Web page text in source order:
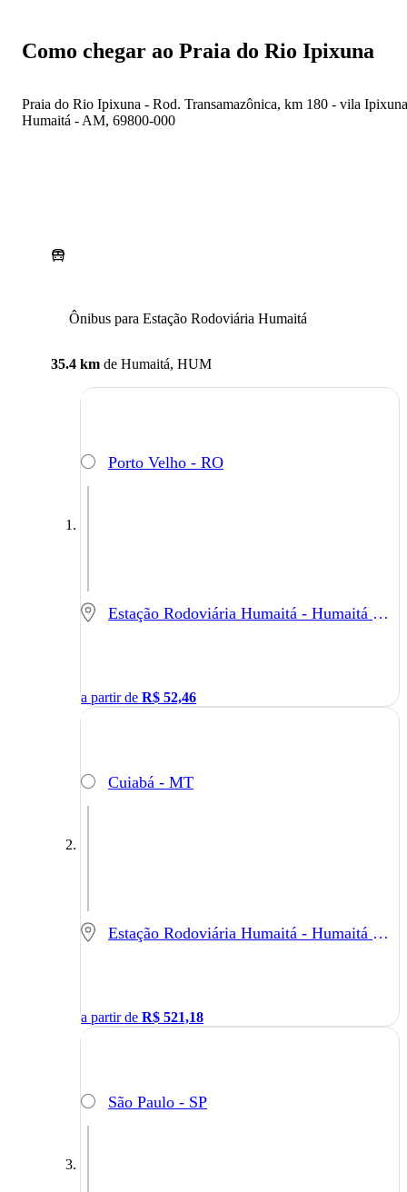
Como chegar ao Praia do Rio Ipixuna
Praia do Rio Ipixuna - Rod. Transamazônica, km 180 - vila
Humaitá - AM, 69800-000
Ônibus para Estação Rodoviária Humaitá
35.4 km de Humaitá, HUM
Porto Velho - RO
Estação Rodoviária Humaitá - Humaitá - AM
a partir de R$ 52,46
Cuiabá - MT
Estação Rodoviária Humaitá - Humaitá - AM
a partir de R$ 521,18
São Paulo - SP